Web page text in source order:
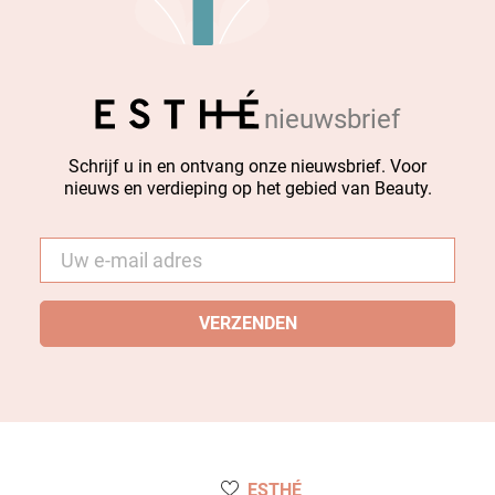
nieuwsbrief
Schrijf u in en ontvang onze nieuwsbrief. Voor
nieuws en verdieping op het gebied van Beauty.
mail *
ESTHÉ